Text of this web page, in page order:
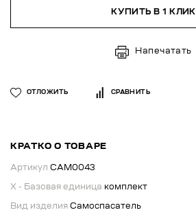
КУПИТЬ В 1 КЛИК
Напечатать
ОТЛОЖИТЬ СРАВНИТЬ
КРАТКО О ТОВАРЕ
Артикул САМ0043
X - Базовая единица комплект
Вид изделия Самоспасатель